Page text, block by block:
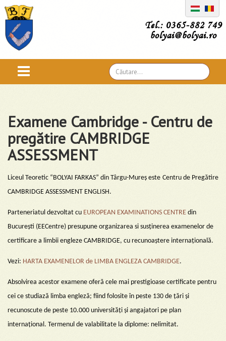
Tel.: 0365-882 749
bolyai@bolyai.ro
Căutare
...
Examene Cambridge - Centru de
pregătire CAMBRIDGE
ASSESSMENT
Liceul Teoretic “BOLYAI FARKAS” din Târgu-Mureș este Centru de Pregătire
CAMBRIDGE ASSESSMENT ENGLISH.
Parteneriatul dezvoltat cu EUROPEAN EXAMINATIONS CENTRE din
București (EECentre) presupune organizarea si susținerea examenelor de
certificare a limbii engleze CAMBRIDGE, cu recunoaștere internațională.
Vezi: HARTA EXAMENELOR de LIMBA ENGLEZA CAMBRIDGE.
Absolvirea acestor examene oferă cele mai prestigioase certificate pentru
cei ce studiază limba engleză; fiind folosite în peste 130 de țări și
recunoscute de peste 10.000 universități și angajatori pe plan
internațional. Termenul de valabilitate la diplome: nelimitat.